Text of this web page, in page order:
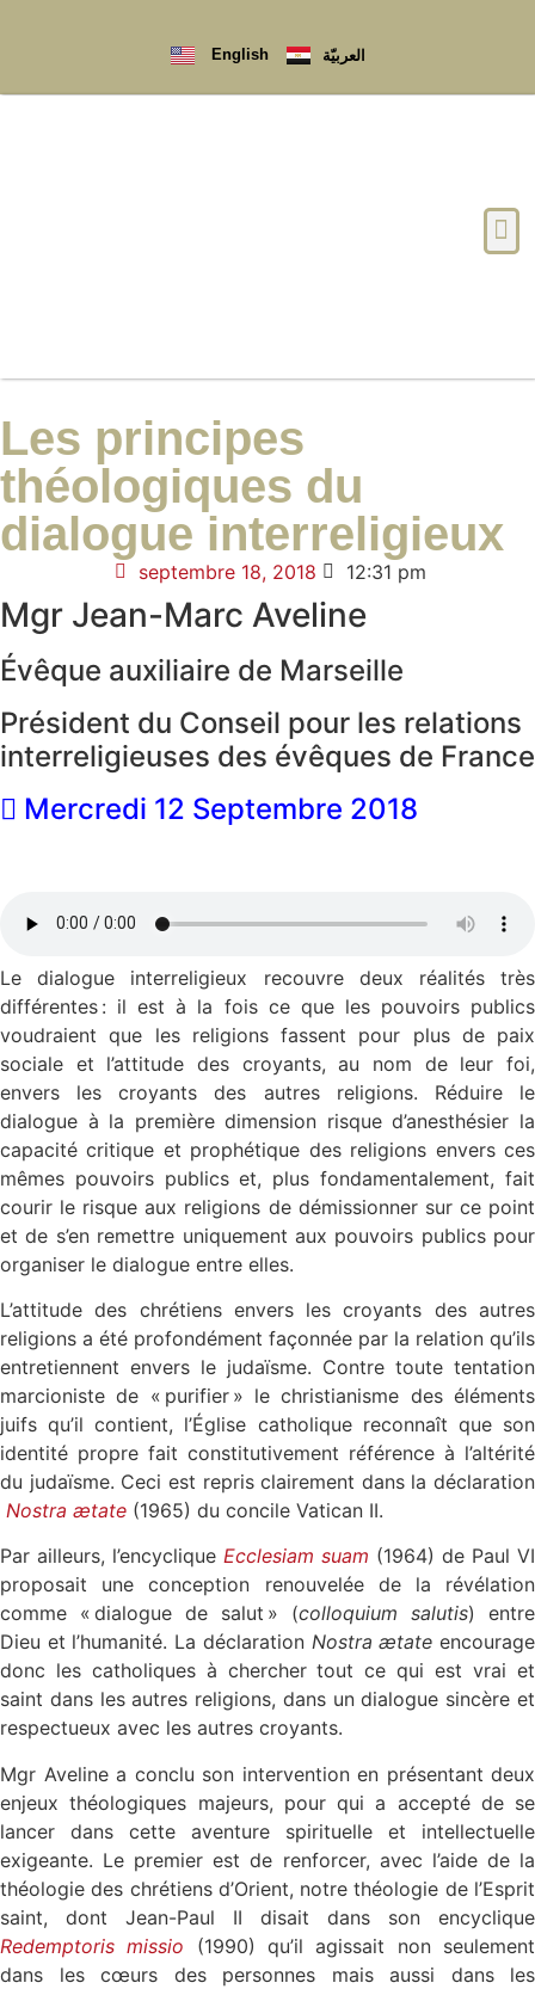
English العربيّة
Les principes
théologiques du
dialogue interreligieux
septembre 18, 2018 12:31 pm
Mgr Jean-Marc Aveline
Évêque auxiliaire de Marseille
Président du Conseil pour les relations
interreligieuses des évêques de France
Mercredi 12 Septembre 2018
Le dialogue interreligieux recouvre deux réalités très
différentes : il est à la fois ce que les pouvoirs publics
voudraient que les religions fassent pour plus de paix
sociale et l’attitude des croyants, au nom de leur foi,
envers les croyants des autres religions. Réduire le
dialogue à la première dimension risque d’anesthésier la
capacité critique et prophétique des religions envers ces
mêmes pouvoirs publics et, plus fondamentalement, fait
courir le risque aux religions de démissionner sur ce point
et de s’en remettre uniquement aux pouvoirs publics pour
organiser le dialogue entre elles.
L’attitude des chrétiens envers les croyants des autres
religions a été profondément façonnée par la relation qu’ils
entretiennent envers le judaïsme. Contre toute tentation
marcioniste de « purifier » le christianisme des éléments
juifs qu’il contient, l’Église catholique reconnaît que son
identité propre fait constitutivement référence à l’altérité
du judaïsme. Ceci est repris clairement dans la déclaration
Nostra ætate (1965) du concile Vatican II.
Par ailleurs, l’encyclique Ecclesiam suam (1964) de Paul VI
proposait une conception renouvelée de la révélation
comme « dialogue de salut » (colloquium salutis) entre
Dieu et l’humanité. La déclaration Nostra ætate encourage
donc les catholiques à chercher tout ce qui est vrai et
saint dans les autres religions, dans un dialogue sincère et
respectueux avec les autres croyants.
Mgr Aveline a conclu son intervention en présentant deux
enjeux théologiques majeurs, pour qui a accepté de se
lancer dans cette aventure spirituelle et intellectuelle
exigeante. Le premier est de renforcer, avec l’aide de la
théologie des chrétiens d’Orient, notre théologie de l’Esprit
saint, dont Jean-Paul II disait dans son encyclique
Redemptoris missio (1990) qu’il agissait non seulement
dans les cœurs des personnes mais aussi dans les